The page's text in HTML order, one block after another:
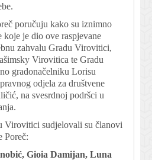
poručuju kako su iznimno
koje je dio ove raspjevane
zahvalu Gradu Virovitici,
Virovitica te Gradu
gradonačelniku Lorisu
odjela za društvene
na svesrdnoj podršci u
Virovitici sudjelovali su članovi
Poreč:
Gioia Damijan, Luna